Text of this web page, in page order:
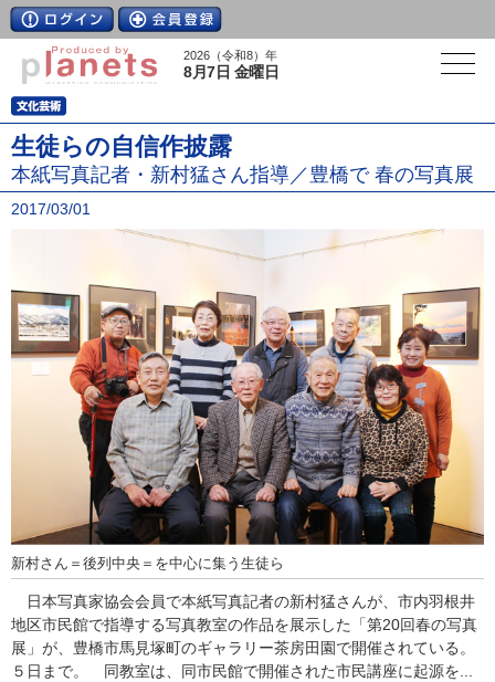
2026（令和8）年
8月7日 金曜日
生徒らの自信作披露
本紙写真記者・新村猛さん指導／豊橋で 春の写真展
2017/03/01
新村さん＝後列中央＝を中心に集う生徒ら
日本写真家協会会員で本紙写真記者の新村猛さんが、市内羽根井
地区市民館で指導する写真教室の作品を展示した「第20回春の写真
展」が、豊橋市馬見塚町のギャラリー茶房田園で開催されている。
５日まで。 同教室は、同市民館で開催された市民講座に起源を...